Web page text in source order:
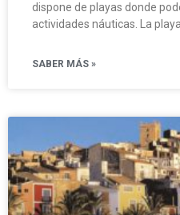
dispone de playas donde
actividades náuticas. La playa
SABER MÁS »